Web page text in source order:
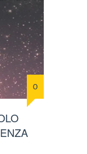
0